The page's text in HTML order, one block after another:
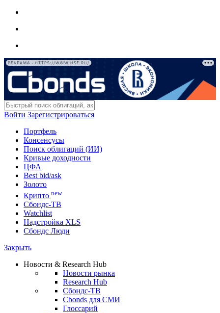
РЕКЛАМА • HTTPS://WWW.HSE.RU/
Войти Зарегистрироваться
Портфель
Консенсусы
Поиск облигаций (ИИ)
Кривые доходности
ЦФА
Best bid/ask
Золото
Крипто new
Сбондс-ТВ
Watchlist
Надстройка XLS
Сбондс Люди
Закрыть
Новости & Research Hub
Новости рынка
Research Hub
Сбондс-ТВ
Cbonds для СМИ
Глоссарий